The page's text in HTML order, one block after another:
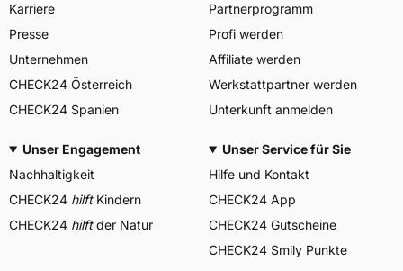
Karriere
Presse
Unternehmen
CHECK24 Österreich
CHECK24 Spanien
Partnerprogramm
Profi werden
Affiliate werden
Werkstattpartner werden
Unterkunft anmelden
Unser Engagement
Nachhaltigkeit
CHECK24 hilftKindern
CHECK24 hilftder Natur
Unser Service für Sie
Hilfe und Kontakt
CHECK24 App
CHECK24 Gutscheine
CHECK24 Smily Punkte